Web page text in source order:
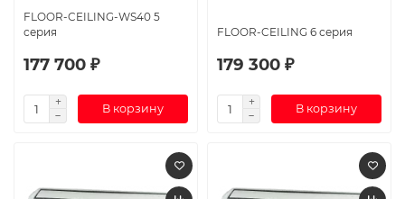
FLOOR-CEILING-WS40 5
серия
177 700 ₽
В корзину
FLOOR-CEILING 6 серия
179 300 ₽
В корзину